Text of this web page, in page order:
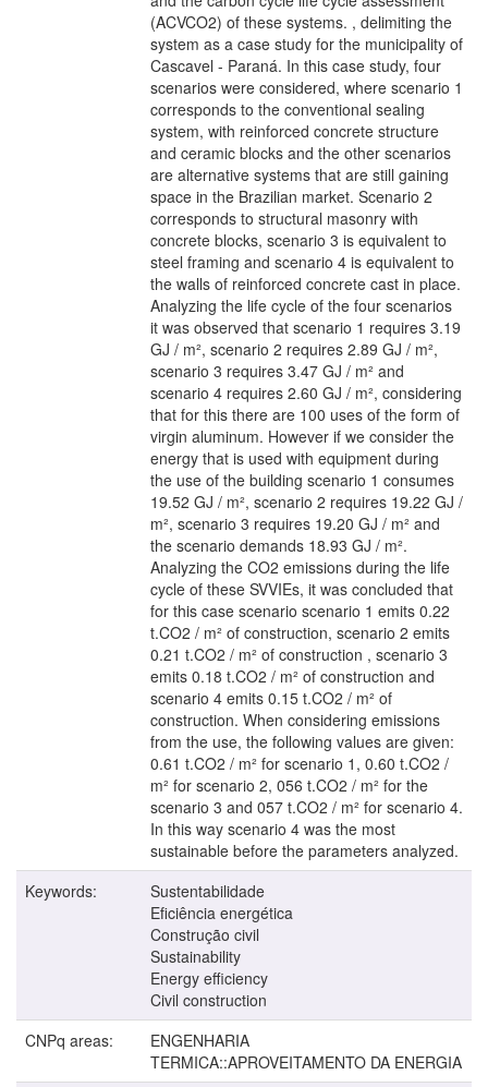
(ACVCO2) of these systems. , delimiting the
system as a case study for the municipality of
Cascavel - Paraná. In this case study, four
scenarios were considered, where scenario 1
corresponds to the conventional sealing
system, with reinforced concrete structure
and ceramic blocks and the other scenarios
are alternative systems that are still gaining
space in the Brazilian market. Scenario 2
corresponds to structural masonry with
concrete blocks, scenario 3 is equivalent to
steel framing and scenario 4 is equivalent to
the walls of reinforced concrete cast in place.
Analyzing the life cycle of the four scenarios
it was observed that scenario 1 requires 3.19
GJ / m², scenario 2 requires 2.89 GJ / m²,
scenario 3 requires 3.47 GJ / m² and
scenario 4 requires 2.60 GJ / m², considering
that for this there are 100 uses of the form of
virgin aluminum. However if we consider the
energy that is used with equipment during
the use of the building scenario 1 consumes
19.52 GJ / m², scenario 2 requires 19.22 GJ /
m², scenario 3 requires 19.20 GJ / m² and
the scenario demands 18.93 GJ / m².
Analyzing the CO2 emissions during the life
cycle of these SVVIEs, it was concluded that
for this case scenario scenario 1 emits 0.22
t.CO2 / m² of construction, scenario 2 emits
0.21 t.CO2 / m² of construction , scenario 3
emits 0.18 t.CO2 / m² of construction and
scenario 4 emits 0.15 t.CO2 / m² of
construction. When considering emissions
from the use, the following values are given:
0.61 t.CO2 / m² for scenario 1, 0.60 t.CO2 /
m² for scenario 2, 056 t.CO2 / m² for the
scenario 3 and 057 t.CO2 / m² for scenario 4.
In this way scenario 4 was the most
sustainable before the parameters analyzed.
Keywords:
Sustentabilidade
Eficiência energética
Construção civil
Sustainability
Energy efficiency
Civil construction
CNPq areas:
ENGENHARIA
TERMICA::APROVEITAMENTO DA ENERGIA